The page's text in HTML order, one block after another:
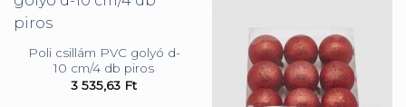
Poli csillám PVC golyó d-
10 cm/4 db piros
3 535,63 Ft